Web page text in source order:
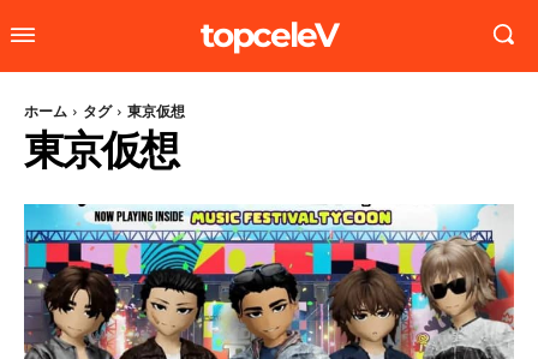
topceleV
ホーム タグ 東京仮想
東京仮想